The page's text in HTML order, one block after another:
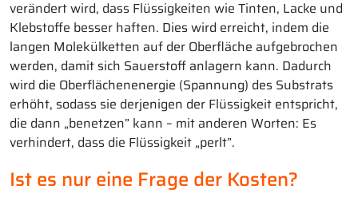
verändert wird, dass Flüssigkeiten wie Tinten, Lacke und
Klebstoffe besser haften. Dies wird erreicht, indem die
langen Molekülketten auf der Oberfläche aufgebrochen
werden, damit sich Sauerstoff anlagern kann. Dadurch
wird die Oberflächenenergie (Spannung) des Substrats
erhöht, sodass sie derjenigen der Flüssigkeit entspricht,
die dann „benetzen” kann – mit anderen Worten: Es
verhindert, dass die Flüssigkeit „perlt”.
Ist es nur eine Frage der Kosten?